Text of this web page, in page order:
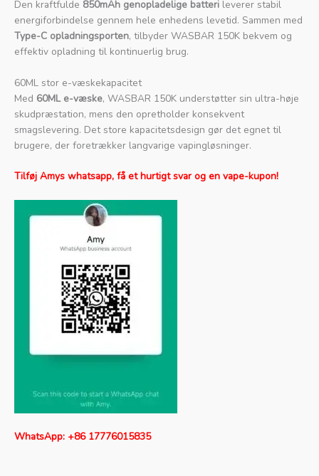
Den kraftfulde 850mAh genopladelige batteri leverer stabil
energiforbindelse gennem hele enhedens levetid. Sammen med
Type-C opladningsporten, tilbyder WASBAR 150K bekvem og
effektiv opladning til kontinuerlig brug.
60ML stor e-væskekapacitet
Med 60ML e-væske, WASBAR 150K understøtter sin ultra-høje
skudpræstation, mens den opretholder konsekvent
smagslevering. Det store kapacitetsdesign gør det egnet til
brugere, der foretrækker langvarige vapingløsninger.
Tilføj Amys whatsapp, få et hurtigt svar og en vape-kupon!
WhatsApp: +86 17776015835